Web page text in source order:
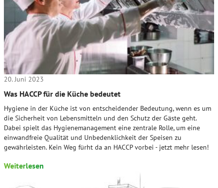
20. Juni 2023
Was HACCP für die Küche bedeutet
Hygiene in der Küche ist von entscheidender Bedeutung, wenn es um
die Sicherheit von Lebensmitteln und den Schutz der Gäste geht.
Dabei spielt das Hygienemanagement eine zentrale Rolle, um eine
einwandfreie Qualität und Unbedenklichkeit der Speisen zu
gewährleisten. Kein Weg fürht da an HACCP vorbei - jetzt mehr lesen!
Weiterlesen